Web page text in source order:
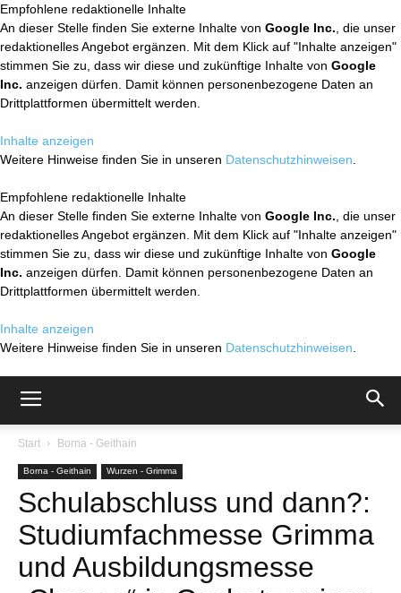
Empfohlene redaktionelle Inhalte
An dieser Stelle finden Sie externe Inhalte von Google Inc. , die unser
redaktionelles Angebot ergänzen. Mit dem Klick auf "Inhalte anzeigen"
stimmen Sie zu, dass wir diese und zukünftige Inhalte von Google
Inc. anzeigen dürfen. Damit können personenbezogene Daten an
Drittplattformen übermittelt werden.
Inhalte anzeigen
Weitere Hinweise finden Sie in unseren Datenschutzhinweisen
Empfohlene redaktionelle Inhalte
An dieser Stelle finden Sie externe Inhalte von Google Inc. , die unser
redaktionelles Angebot ergänzen. Mit dem Klick auf "Inhalte anzeigen"
stimmen Sie zu, dass wir diese und zukünftige Inhalte von Google
Inc. anzeigen dürfen. Damit können personenbezogene Daten an
Drittplattformen übermittelt werden.
Inhalte anzeigen
Weitere Hinweise finden Sie in unseren Datenschutzhinweisen
Start Borna - Geithain
Borna - Geithain Wurzen - Grimma
Schulabschluss und dann?:
Studiumfachmesse Grimma
und Ausbildungsmesse